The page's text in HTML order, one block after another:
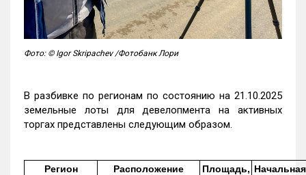
Фото: © Igor Skripachev /Фотобанк Лори
В разбивке по регионам по состоянию на 21.10.2025
земельные лоты для девелопмента на активных
торгах представлены следующим образом.
Регион Расположение
Площадь, Начальная